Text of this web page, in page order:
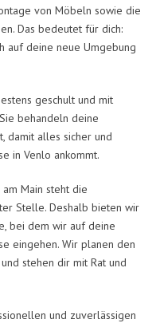
von Möbeln sowie die
Das bedeutet für dich:
auf deine neue Umgebung
geschult und mit
behandeln deine
damit alles sicher und
in Venlo ankommt.
Main steht die
Stelle. Deshalb bieten wir
bei dem wir auf deine
eingehen. Wir planen den
stehen dir mit Rat und
und zuverlässigen